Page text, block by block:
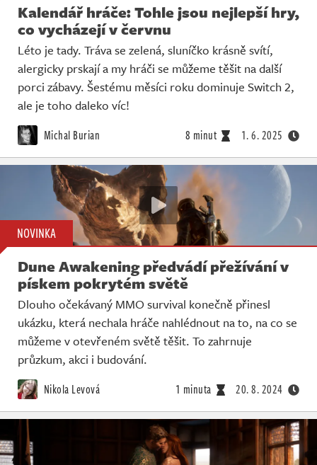
Kalendář hráče: Tohle jsou nejlepší hry,
co vycházejí v červnu
Léto je tady. Tráva se zelená, sluníčko krásně svítí,
alergicky prskají a my hráči se můžeme těšit na další
porci zábavy. Šestému měsíci roku dominuje Switch 2,
ale je toho daleko víc!
Michal Burian 8 minut 1. 6. 2025
NOVINKA
Dune Awakening předvádí přežívání v
pískem pokrytém světě
Dlouho očekávaný MMO survival konečně přinesl
ukázku, která nechala hráče nahlédnout na to, na co se
můžeme v otevřeném světě těšit. To zahrnuje
průzkum, akci i budování.
Nikola Levová 1 minuta 20. 8. 2024